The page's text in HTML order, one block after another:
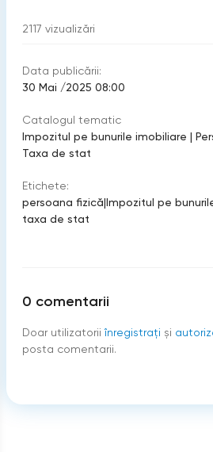
2117 vizualizări
Data publicării:
30 Mai /2025 08:00
Catalogul tematic
Impozitul pe bunurile imobiliare |
Taxa de stat
Etichete:
persoana fizică|Impozitul pe
taxa de stat
0 comentarii
Doar utilizatorii înregistraţi şi
posta comentarii.